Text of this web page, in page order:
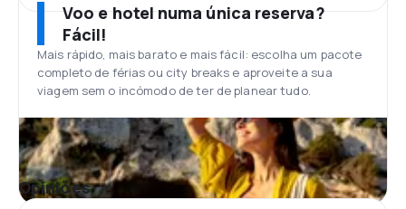
voos domésticos, a aeronave utilizada é Embaraer
170, Embaraer 175, Embaraer 195 e Boeing 737-400.
Voos de longa distância são operados por
modernas aeronaves Boeing 787 Dreamliner.
Aeroporto Frédéric Chopin de Varsóvia
A principal LOT base é o Aeroporto Frédéric Chopin
de Varsóvia. No aeroporto, há salas VIP da LOT,
comodidades como banheiro com chuveiro,
refeições e lanches, bebidas (incluindo bebidas
alcoólicas), TV, acesso Wi-Fi gratuito. Oportunidade
para entrar nas salas depende da classe de reserva.
Voo e hotel numa única reserva?
Fácil!
Mais rápido, mais barato e mais fácil: escolha um pacote
completo de férias ou city breaks e aproveite a sua
viagem sem o incómodo de ter de planear tudo.
Opiniões